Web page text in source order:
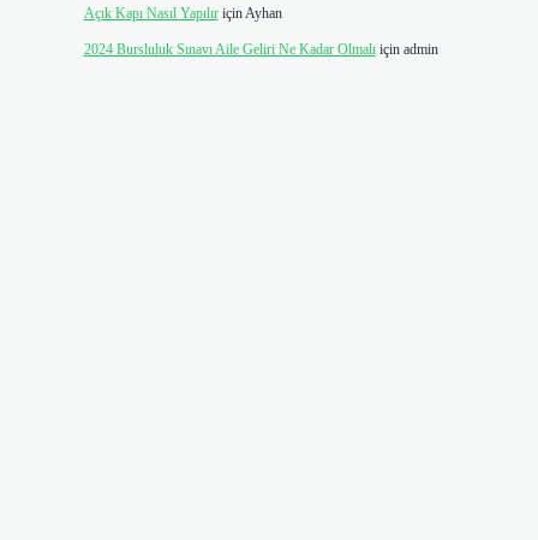
Açık Kapı Nasıl YapılıriçinAyhan
2024 Bursluluk Sınavı Aile Geliri Ne Kadar Olmalıiçin admin